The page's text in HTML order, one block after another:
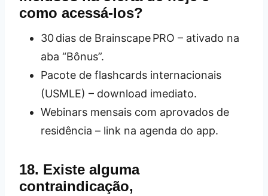
como acessá-los?
30 dias de Brainscape PRO – ativado na
aba “Bônus”.
Pacote de flashcards internacionais
(USMLE) – download imediato.
Webinars mensais com aprovados de
residência – link na agenda do app.
18. Existe alguma
contraindicação,